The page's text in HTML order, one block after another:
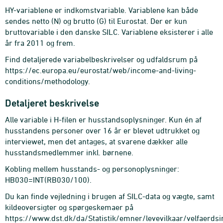
HY-variablene er indkomstvariable. Variablene kan både
sendes netto (N) og brutto (G) til Eurostat. Der er kun
bruttovariable i den danske SILC. Variablene eksisterer i alle
år fra 2011 og frem.
Find detaljerede variabelbeskrivelser og udfaldsrum på
https://ec.europa.eu/eurostat/web/income-and-living-
conditions/methodology.
Detaljeret beskrivelse
Alle variable i H-filen er husstandsoplysninger. Kun én af
husstandens personer over 16 år er blevet udtrukket og
interviewet, men det antages, at svarene dækker alle
husstandsmedlemmer inkl. børnene.
Kobling mellem husstands- og personoplysninger:
HB030=INT(RB030/100).
Du kan finde vejledning i brugen af SILC-data og vægte, samt
kildeoversigter og spørgeskemaer på
https://www.dst.dk/da/Statistik/emner/levevilkaar/